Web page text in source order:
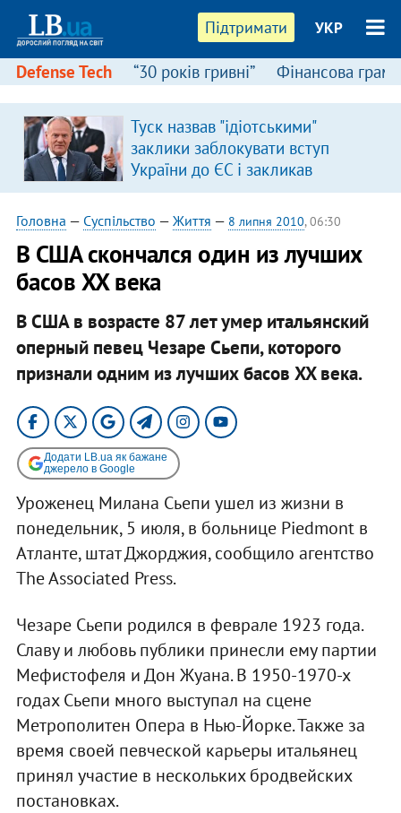
Підтримати УКР
Defense Tech “30 років гривні” Фінансова
Туск назвав "ідіотськими"
заклики заблокувати вступ
України до ЄС і закликав
припинити антиукраїнську
риторику
Головна — Суспільство — Життя — 8 липня 2010, 06:30
В США скончался один из лучших
басов XX века
В США в возрасте 87 лет умер итальянский
оперный певец Чезаре Сьепи, которого
признали одним из лучших басов XX века.
Додати LB.ua як бажане
джерело в Google
Уроженец Милана Сьепи ушел из жизни в
понедельник, 5 июля, в больнице Piedmont в
Атланте, штат Джорджия, сообщило агентство
The Associated Press.
Чезаре Сьепи родился в феврале 1923 года.
Славу и любовь публики принесли ему партии
Мефистофеля и Дон Жуана. В 1950-1970-х
годах Сьепи много выступал на сцене
Метрополитен Опера в Нью-Йорке. Также за
время своей певческой карьеры итальянец
принял участие в нескольких бродвейских
постановках.